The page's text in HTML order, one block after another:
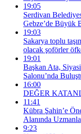
19:05
Serdivan
Gebze’de Büyük
19:03
Sakarya toplu
olacak şoförler
19:01
Başkan Ata,
Salonu’nda
16:00
DEĞER
11:41
Kübra Şahin’e
Alanında
9:23